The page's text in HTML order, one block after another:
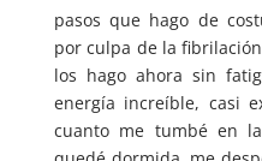
pasos que hago de
por culpa de la
los hago ahora sin
energía increíble, casi
cuanto me tumbé en